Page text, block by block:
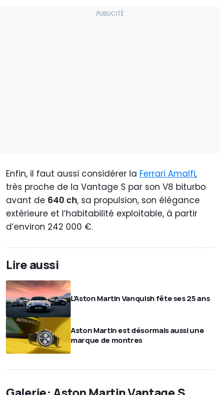
Enfin, il faut aussi considérer la Ferrari Amalfi,
très proche de la Vantage S par son V8 biturbo
avant de 640 ch, sa propulsion, son élégance
extérieure et l’habitabilité exploitable, à partir
d’environ 242 000 €.
Lire aussi
L'Aston Martin Vanquish fête ses 25 ans
Aston Martin est désormais aussi une
marque de montres